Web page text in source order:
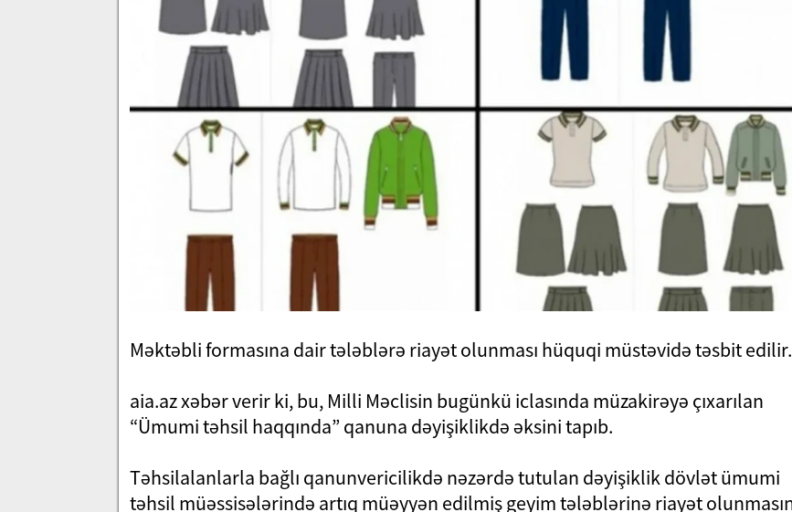
Məktəbli formasına dair tələblərə riayət olunması hüquqi müstəvidə təsbit edilir.
aia.az xəbər verir ki, bu, Milli Məclisin bugünkü iclasında müzakirəyə çıxarılan
“Ümumi təhsil haqqında” qanuna dəyişiklikdə əksini tapıb.
Təhsilalanlarla bağlı qanunvericilikdə nəzərdə tutulan dəyişiklik dövlət ümumi
təhsil müəssisələrində artıq müəyyən edilmiş geyim tələblərinə riayət